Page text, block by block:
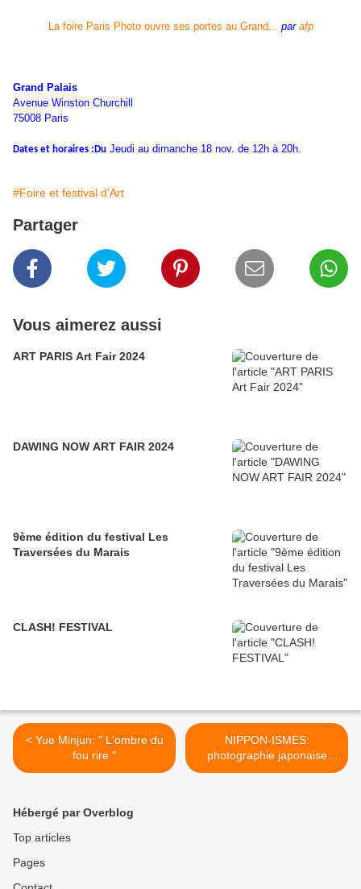
La foire Paris Photo ouvre ses portes au Grand... par afp
Grand Palais
Avenue Winston Churchill
75008 Paris
Dates et horaires :Du Jeudi au dimanche 18 nov. de 12h à 20h.
#Foire et festival d'Art
Partager
Vous aimerez aussi
ART PARIS Art Fair 2024
DAWING NOW ART FAIR 2024
9ème édition du festival Les
Traversées du Marais
CLASH! FESTIVAL
< Yue Minjun: " L'ombre du
fou rire "
NIPPON-ISMES:
photographie japonaise
contemporaine >
Hébergé par Overblog
Top articles
Pages